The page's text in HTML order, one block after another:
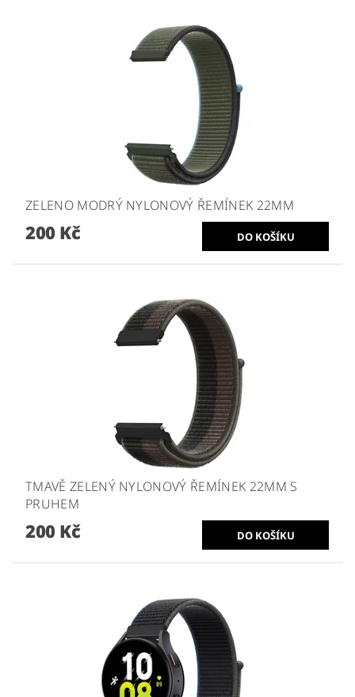
ZELENO MODRÝ NYLONOVÝ ŘEMÍNEK 22MM
200 Kč
TMAVĚ ZELENÝ NYLONOVÝ ŘEMÍNEK 22MM S
PRUHEM
200 Kč